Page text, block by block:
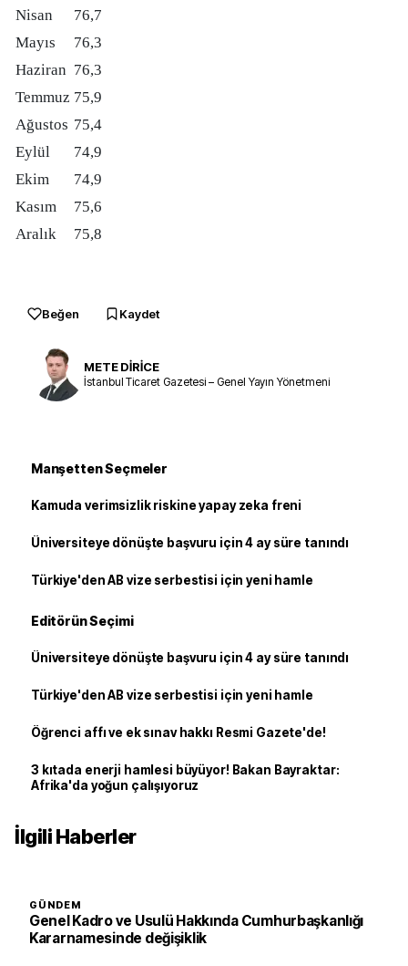
Nisan
76,7
Mayıs
76,3
Haziran 76,3
Temmuz 75,9
Ağustos 75,4
Eylül
74,9
Ekim
74,9
Kasım
75,6
Aralık
75,8
Beğen Kaydet
METE DİRİCE
İstanbul Ticaret Gazetesi – Genel Yayın Yönetmeni
Manşetten Seçmeler
Kamuda verimsizlik riskine yapay zeka freni
Üniversiteye dönüşte başvuru için 4 ay süre tanındı
Türkiye'den AB vize serbestisi için yeni hamle
Editörün Seçimi
Üniversiteye dönüşte başvuru için 4 ay süre tanındı
Türkiye'den AB vize serbestisi için yeni hamle
Öğrenci affı ve ek sınav hakkı Resmi Gazete'de!
3 kıtada enerji hamlesi büyüyor! Bakan Bayraktar:
Afrika'da yoğun çalışıyoruz
İlgili Haberler
GÜNDEM
Genel Kadro ve Usulü Hakkında Cumhurbaşkanlığı
Kararnamesinde değişiklik